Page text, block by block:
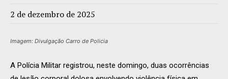
2 de dezembro de 2025
Imagem: Divulgação Carro de Policia
A Polícia Militar registrou, neste domingo, duas ocorrências